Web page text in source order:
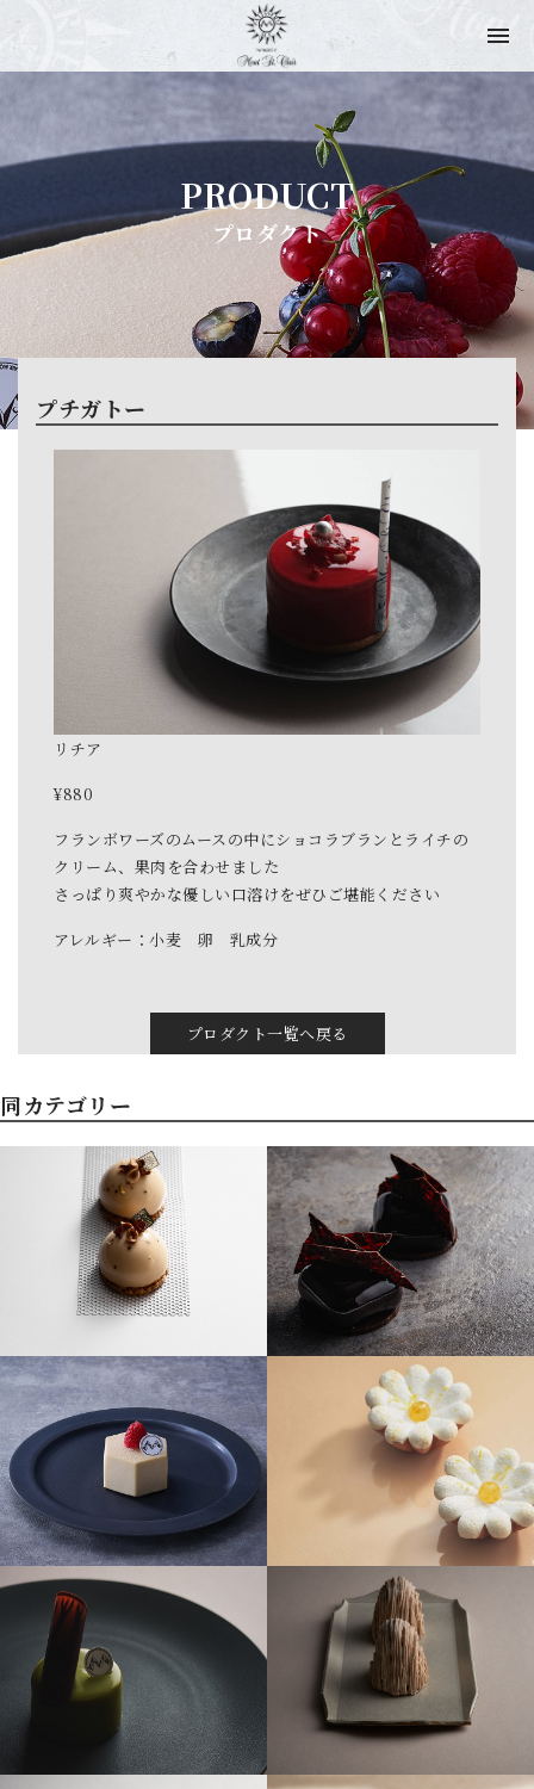
PRODUCT
プロダクト
プチガトー
リチア
¥880
フランボワーズのムースの中にショコラブランとライチの
クリーム、果肉を合わせました
さっぱり爽やかな優しい口溶けをぜひご堪能ください
アレルギー：小麦 卵 乳成分
プロダクト一覧へ戻る
同カテゴリー